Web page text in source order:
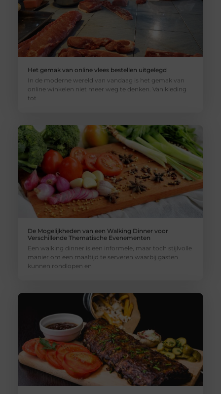
Het gemak van online vlees bestellen uitgelegd
In de moderne wereld van vandaag is het gemak van
online winkelen niet meer weg te denken. Van kleding
tot
De Mogelijkheden van een Walking Dinner voor
Verschillende Thematische Evenementen
Een walking dinner is een informele, maar toch stijlvolle
manier om een maaltijd te serveren waarbij gasten
kunnen rondlopen en